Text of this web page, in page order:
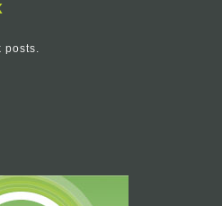
posts.